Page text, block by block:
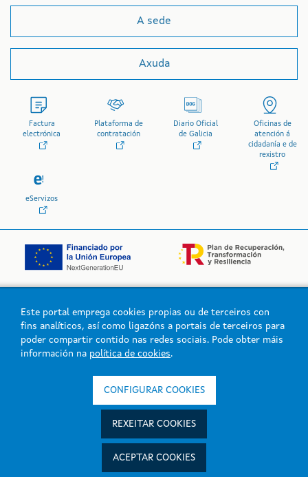
A sede
Axuda
Factura
electrónica
Plataforma de
contratación
Diario Oficial
de Galicia
Oficinas de
atención á
cidadanía e de
rexistro
eServizos
Logo da Xunta de Galicia
Este portal emprega cookies propias ou de terceiros con
fins analíticos, así como ligazóns a portais de terceiros para
poder compartir contido nas redes sociais. Pode obter máis
información na política de cookies.
CONFIGURAR COOKIES
REXEITAR COOKIES
ACEPTAR COOKIES